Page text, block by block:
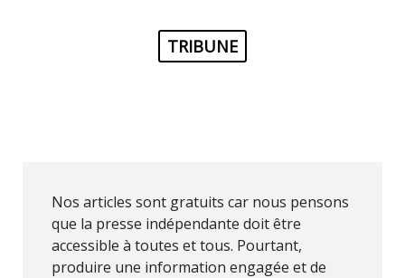
TRIBUNE
Nos articles sont gratuits car nous pensons
que la presse indépendante doit être
accessible à toutes et tous. Pourtant,
produire une information engagée et de